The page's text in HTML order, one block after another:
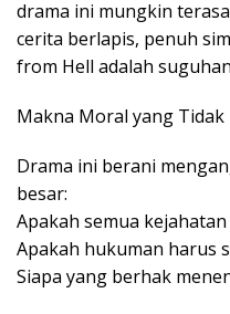
drama ini mungkin
cerita berlapis, penuh
from Hell adalah
Makna Moral yang Tidak
Drama ini berani
besar:
Apakah semua
Apakah hukuman harus
Siapa yang berhak